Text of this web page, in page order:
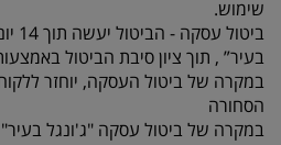
שימוש.
בעיר” , תוך ציון סיבת הביטול באמצעות טלפון
במקרה של ביטול העסקה, יוחזר
הסחורה
במקרה של ביטול עסקה "ג'ונגל